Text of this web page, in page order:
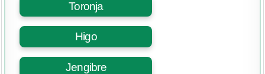
Toronja
Higo
Jengibre